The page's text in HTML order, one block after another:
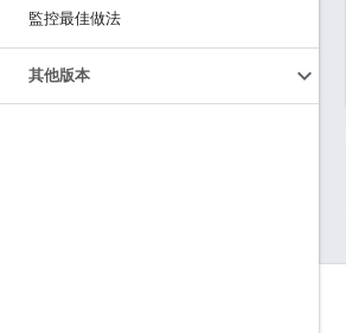
監控最佳做法
其他版本